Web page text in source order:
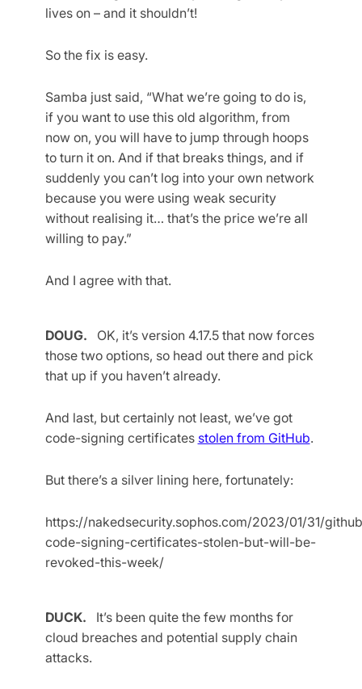
lives on – and it shouldn’t!
So the fix is easy.
Samba just said, “What we’re going to do is,
if you want to use this old algorithm, from
now on, you will have to jump through hoops
to turn it on. And if that breaks things, and if
suddenly you can’t log into your own network
because you were using weak security
without realising it… that’s the price we’re all
willing to pay.”
And I agree with that.
DOUG. OK, it’s version 4.17.5 that now forces
those two options, so head out there and pick
that up if you haven’t already.
And last, but certainly not least, we’ve got
code-signing certificates stolen from GitHub.
But there’s a silver lining here, fortunately:
https://nakedsecurity.sophos.com/2023/01/31/
code-signing-certificates-stolen-but-will-be-
revoked-this-week/
DUCK. It’s been quite the few months for
cloud breaches and potential supply chain
attacks.